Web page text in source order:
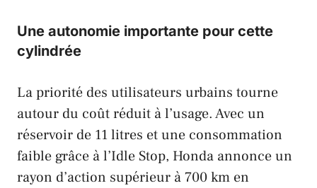
Une autonomie importante pour cette
cylindrée
La priorité des utilisateurs urbains tourne
autour du coût réduit à l’usage. Avec un
réservoir de 11 litres et une consommation
faible grâce à l’Idle Stop, Honda annonce un
rayon d’action supérieur à 700 km en